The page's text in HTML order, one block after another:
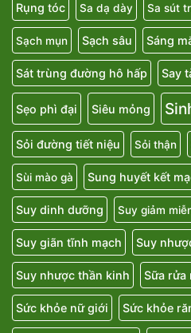
Rụng tóc Sa dạ dày Sa sút
Sạch mụn Sạch sâu Sáng
Sát trùng đường hô hấp Say
Sẹo phì đại Siêu mỏng
Sỏi đường tiết niệu Sỏi thận
Sùi mào gà Sung huyết kết
Suy dinh dưỡng Suy giảm
Suy giãn tĩnh mạch Suy
Suy nhược thần kinh Sữa rửa
Sức khỏe nữ giới Sức khỏe